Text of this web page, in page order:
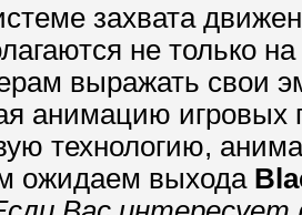
захвата
не только
выражать свои
анимацию игровых
технологию,
ожидаем выхода